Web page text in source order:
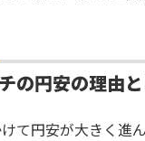
の円安の理由
て円安が大きく進